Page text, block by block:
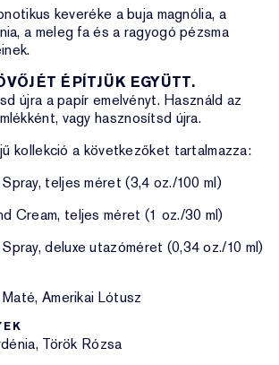
keveréke a buja magnólia, a
a meleg fa és a ragyogó pézsma
ÉPÍTJÜK EGYÜTT.
újra a papír emelvényt. Használd az
vagy hasznosítsd újra.
kollekció a következőket tartalmazza:
teljes méret (3,4 oz./100 ml)
Cream, teljes méret (1 oz./30 ml)
deluxe utazóméret (0,34 oz./10 ml)
Amerikai Lótusz
Török Rózsa